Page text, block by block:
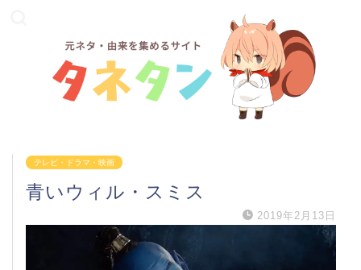
テレビ・ドラマ・映画
青いウィル・スミス
2019年2月13日